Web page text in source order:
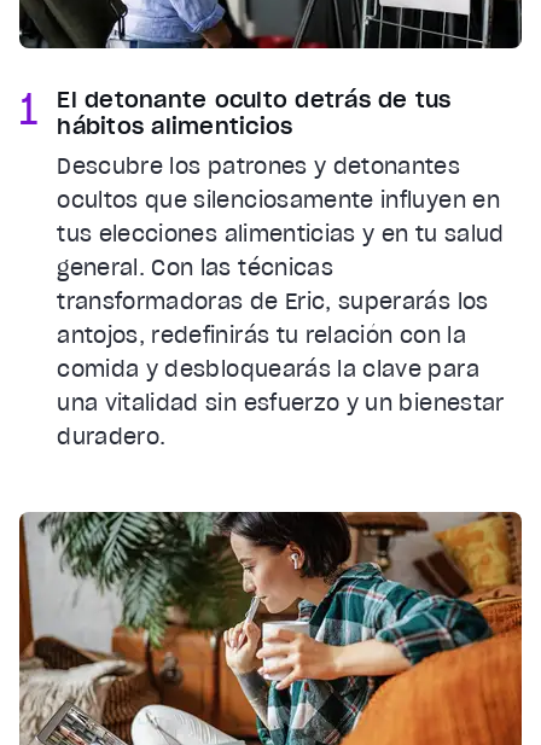
1
El detonante oculto detrás de tus
hábitos alimenticios
Descubre los patrones y detonantes
ocultos que silenciosamente influyen en
tus elecciones alimenticias y en tu salud
general. Con las técnicas
transformadoras de Eric, superarás los
antojos, redefinirás tu relación con la
comida y desbloquearás la clave para
una vitalidad sin esfuerzo y un bienestar
duradero.